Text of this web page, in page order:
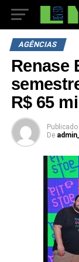
AGÊNCIAS
Renase
R$ 65 mi
Publicado
De